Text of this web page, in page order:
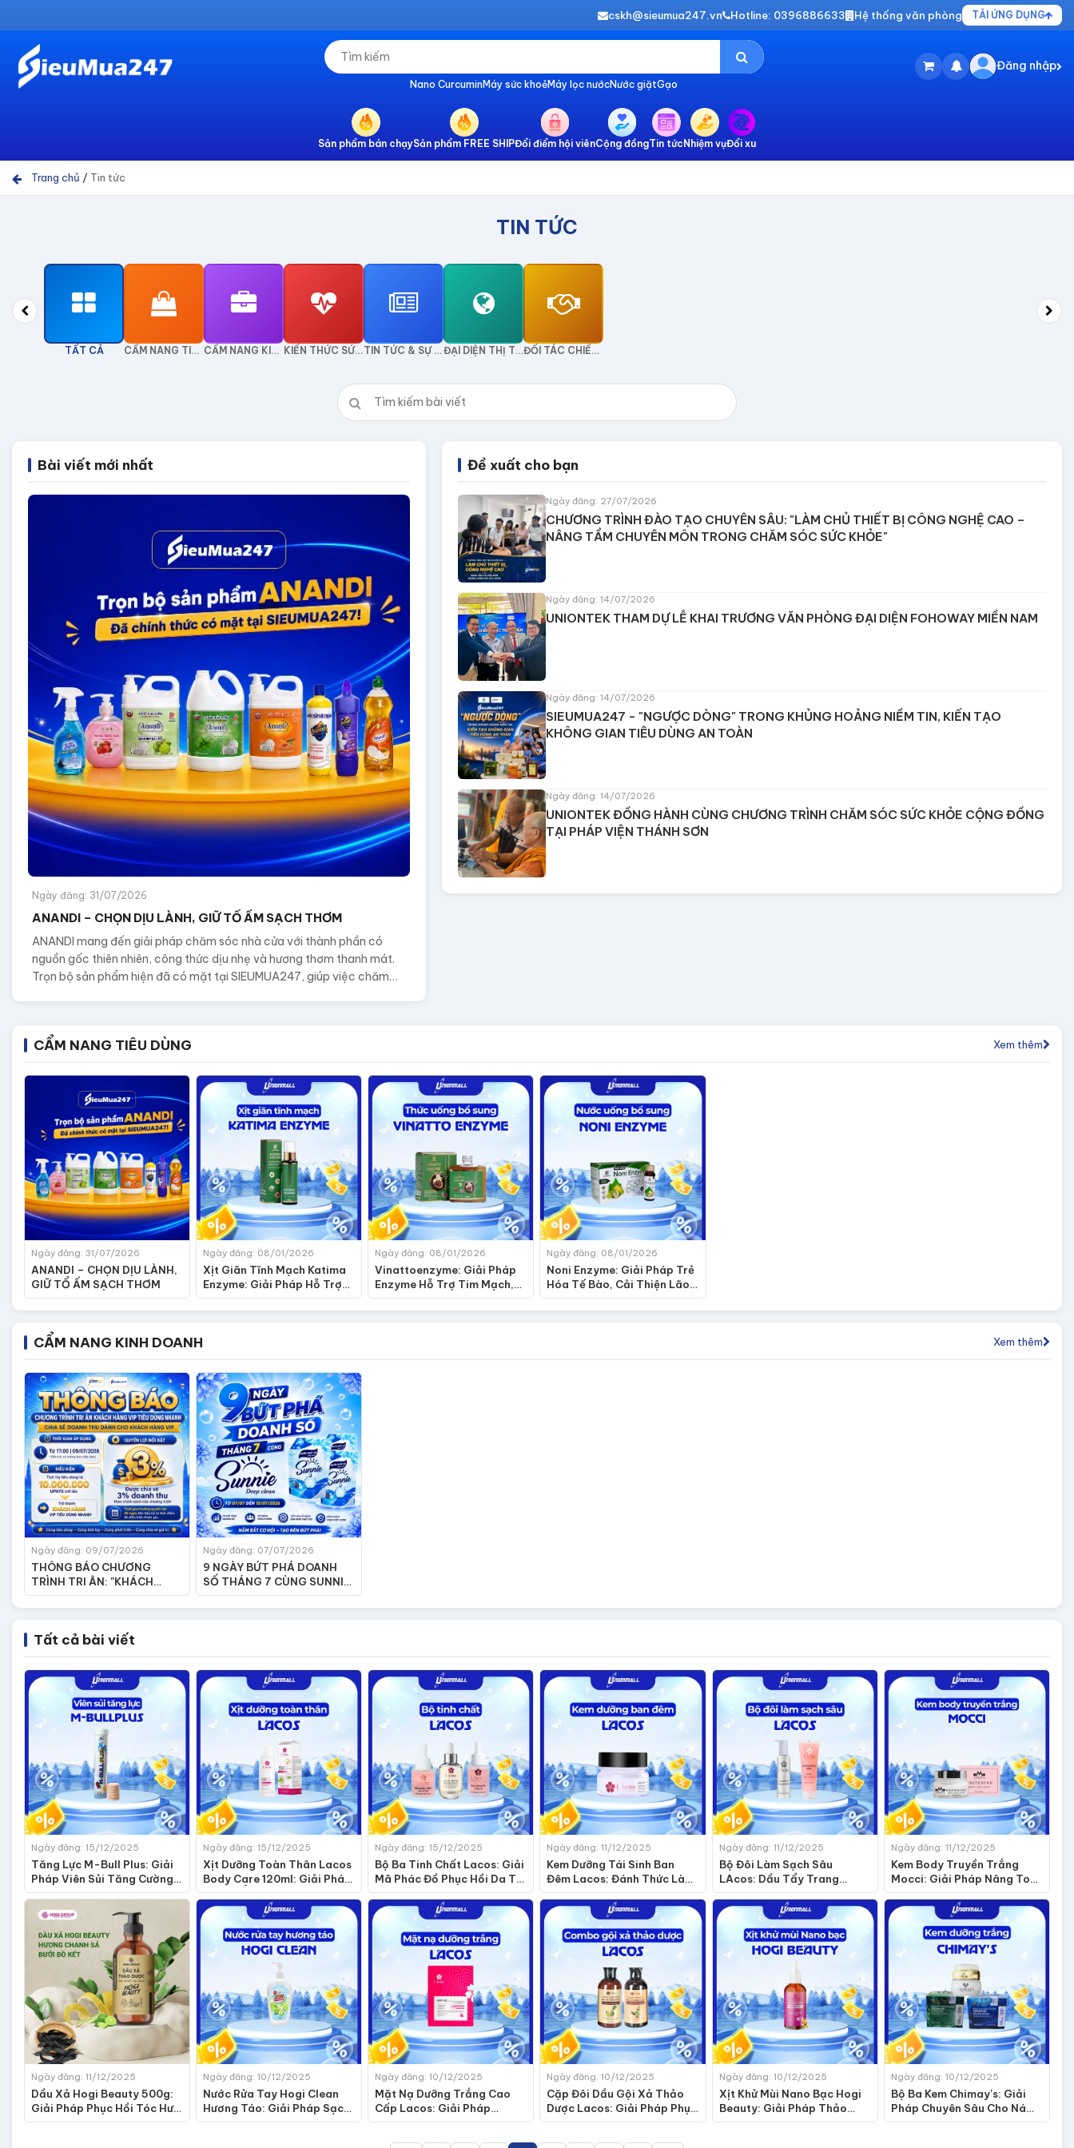
cskh@sieumua247.vn Hotline: 0396886633 Hệ thống văn phòng TẢI ỨNG DỤNG
Nano Curcumin Máy sức khoẻMáy lọc nướcNước giặtGạo
Đăng nhập
Sản phẩm bán chạySản phẩm FREE SHIPĐổi điểm hội viênCộng đồngTin tức Nhiệm vụĐổi xu
Trang chủ / Tin tức
TIN TỨC
TẤT CẢ CẨM NANG TIÊU DÙNG CẨM NANG KINH DOANH KIẾN THỨC SỨC KHỎE TIN TỨC & SỰ KIỆN ĐẠI DIỆN THỊ TRƯỜNG ĐỐI TÁC CHIẾN LƯỢC
Bài viết mới nhất
Ngày đăng: 31/07/2026
ANANDI – CHỌN DỊU LÀNH, GIỮ TỔ ẤM SẠCH THƠM
ANANDI mang đến giải pháp chăm sóc nhà cửa với thành phần có
nguồn gốc thiên nhiên, công thức dịu nhẹ và hương thơm thanh mát.
Trọn bộ sản phẩm hiện đã có mặt tại SIEUMUA247, giúp việc chăm
Đề xuất cho bạn
Ngày đăng: 27/07/2026
CHƯƠNG TRÌNH ĐÀO TẠO CHUYÊN SÂU: "LÀM CHỦ THIẾT BỊ CÔNG NGHỆ CAO –
NÂNG TẦM CHUYÊN MÔN TRONG CHĂM SÓC SỨC KHỎE"
Ngày đăng: 14/07/2026
UNIONTEK THAM DỰ LỄ KHAI TRƯƠNG VĂN PHÒNG ĐẠI DIỆN FOHOWAY MIỀN NAM
Ngày đăng: 14/07/2026
SIEUMUA247 - "NGƯỢC DÒNG" TRONG KHỦNG HOẢNG NIỀM TIN, KIẾN TẠO
KHÔNG GIAN TIÊU DÙNG AN TOÀN
Ngày đăng: 14/07/2026
UNIONTEK ĐỒNG HÀNH CÙNG CHƯƠNG TRÌNH CHĂM SÓC SỨC KHỎE CỘNG ĐỒNG
TẠI PHÁP VIỆN THÁNH SƠN
CẨM NANG TIÊU DÙNG Xem thêm
Ngày đăng: 31/07/2026
ANANDI – CHỌN DỊU LÀNH,
GIỮ TỔ ẤM SẠCH THƠM
Ngày đăng: 08/01/2026
Xịt Giãn Tĩnh Mạch Katima
Enzyme: Giải Pháp Hỗ Trợ
Giảm Nặng Nề, Đau Rát Cho
Đôi Chân
Ngày đăng: 08/01/2026
Vinattoenzyme: Giải Pháp
Enzyme Hỗ Trợ Tim Mạch,
Giảm Nguy Cơ Tắc Nghẽn
Mạch Máu
Ngày đăng: 08/01/2026
Noni Enzyme: Giải Pháp Trẻ
Hóa Tế Bào, Cải Thiện Lão
Hóa Từ Sức Mạnh Trái Nhàu
Lên Men
CẨM NANG KINH DOANH Xem thêm
Ngày đăng: 09/07/2026
THÔNG BÁO CHƯƠNG
TRÌNH TRI ÂN: "KHÁCH
HÀNG VIP TIÊU DÙNG
NHANH"
Ngày đăng: 07/07/2026
9 NGÀY BỨT PHÁ DOANH
SỐ THÁNG 7 CÙNG SUNNIE
DEEP CLEAN
Tất cả bài viết
Ngày đăng: 15/12/2025
Tăng Lực M-Bull Plus: Giải
Pháp Viên Sủi Tăng Cường
Sức Khỏe Cho Cả Gia Đình
Ngày đăng: 15/12/2025
Xịt Dưỡng Toàn Thân Lacos
Body Care 120ml: Giải Pháp
Dưỡng Ẩm Body Nhanh Gọn,
Không Bết Dính
Ngày đăng: 15/12/2025
Bộ Ba Tinh Chất Lacos: Giải
Mã Phác Đồ Phục Hồi Da Từ
Mụn, Khô Đến Tái Sinh Ban
Đêm
Ngày đăng: 11/12/2025
Kem Dưỡng Tái Sinh Ban
Đêm Lacos: Đánh Thức Làn
Da Trẻ Hóa Mỗi Sáng
Ngày đăng: 11/12/2025
Bộ Đôi Làm Sạch Sâu
LAcos: Dầu Tẩy Trang
Makeup Remover và Gel
Tẩy Tế Bào Chết Cho Da
Nhạy Cảm
Ngày đăng: 11/12/2025
Kem Body Truyền Trắng
Mocci: Giải Pháp Nâng Tone
Và Nuôi Dưỡng Làn Da Sáng
Mịn
Ngày đăng: 11/12/2025
Dầu Xả Hogi Beauty 500g:
Giải Pháp Phục Hồi Tóc Hư
Tổn Từ Thảo Dược Thiên
Ngày đăng: 10/12/2025
Nước Rửa Tay Hogi Clean
Hương Táo: Giải Pháp Sạch
Khuẩn Dịu Nhẹ Cho Cả Gia
Ngày đăng: 10/12/2025
Mặt Nạ Dưỡng Trắng Cao
Cấp Lacos: Giải Pháp
Peptide Tái Tạo Làn Da
Ngày đăng: 10/12/2025
Cặp Đôi Dầu Gội Xả Thảo
Dược Lacos: Giải Pháp Phục
Hồi Tóc Hư Tổn Từ Thiên
Ngày đăng: 10/12/2025
Xịt Khử Mùi Nano Bạc Hogi
Beauty: Giải Pháp Thảo
Dược Giúp Khô Thoáng,
Ngày đăng: 10/12/2025
Bộ Ba Kem Chimay's: Giải
Pháp Chuyên Sâu Cho Nám,
Mụn Và Da Trắng Sáng